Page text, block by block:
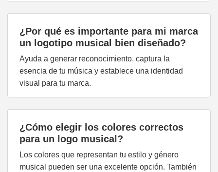
¿Por qué es importante para mi marca
un logotipo musical bien diseñado?
Ayuda a generar reconocimiento, captura la
esencia de tu música y establece una identidad
visual para tu marca.
¿Cómo elegir los colores correctos
para un logo musical?
Los colores que representan tu estilo y género
musical pueden ser una excelente opción. También